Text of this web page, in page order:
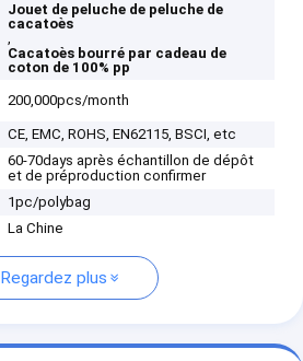
Jouet de peluche de peluche de
cacatoès
,
Cacatoès bourré par cadeau de
coton de 100% pp
200,000pcs/month
CE, EMC, ROHS, EN62115, BSCI, etc
60-70days après échantillon de dépôt
et de préproduction confirmer
1pc/polybag
La Chine
Regardez plus